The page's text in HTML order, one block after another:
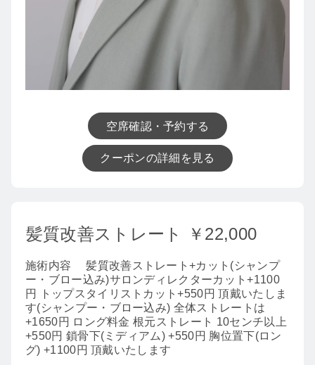
空席確認・予約する
クーポンの詳細を見る
髪質改善ストレート ￥22,000
施術内容
髪質改善ストレート+カット(シャンプ
ー・ブロー込み)サロンディレクターカット+1100
円 トップスタイリストカット+550円 頂戴いたしま
す(シャンプー・ブロー込み) 全体ストレートは
+1650円 ロング料金 根元ストレート 10センチ以上
+550円 鎖骨下(ミディアム) +550円 胸位置下(ロン
グ) +1100円 頂戴いたします